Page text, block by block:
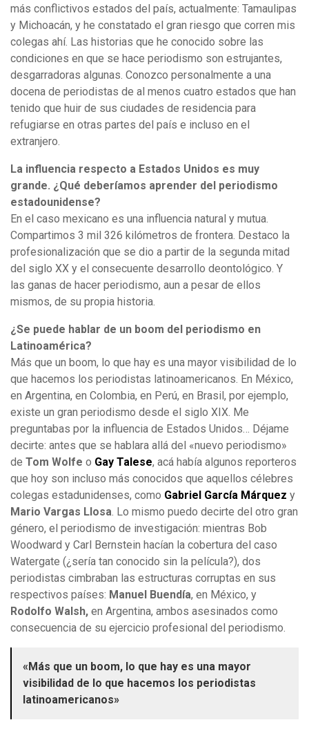
más conflictivos estados del país, actualmente: Tamaulipas
y Michoacán, y he constatado el gran riesgo que corren mis
colegas ahí. Las historias que he conocido sobre las
condiciones en que se hace periodismo son estrujantes,
desgarradoras algunas. Conozco personalmente a una
docena de periodistas de al menos cuatro estados que han
tenido que huir de sus ciudades de residencia para
refugiarse en otras partes del país e incluso en el
extranjero.
La influencia respecto a Estados Unidos es muy
grande. ¿Qué deberíamos aprender del periodismo
estadounidense?
En el caso mexicano es una influencia natural y mutua.
Compartimos 3 mil 326 kilómetros de frontera. Destaco la
profesionalización que se dio a partir de la segunda mitad
del siglo XX y el consecuente desarrollo deontológico. Y
las ganas de hacer periodismo, aun a pesar de ellos
mismos, de su propia historia.
¿Se puede hablar de un boom del periodismo en
Latinoamérica?
Más que un boom, lo que hay es una mayor visibilidad de lo
que hacemos los periodistas latinoamericanos. En México,
en Argentina, en Colombia, en Perú, en Brasil, por ejemplo,
existe un gran periodismo desde el siglo XIX. Me
preguntabas por la influencia de Estados Unidos… Déjame
decirte: antes que se hablara allá del «nuevo periodismo»
de Tom Wolfe o Gay Talese, acá había algunos reporteros
que hoy son incluso más conocidos que aquellos célebres
colegas estadunidenses, como Gabriel García Márquez y
Mario Vargas Llosa. Lo mismo puedo decirte del otro gran
género, el periodismo de investigación: mientras Bob
Woodward y Carl Bernstein hacían la cobertura del caso
Watergate (¿sería tan conocido sin la película?), dos
periodistas cimbraban las estructuras corruptas en sus
respectivos países: Manuel Buendía, en México, y
Rodolfo Walsh, en Argentina, ambos asesinados como
consecuencia de su ejercicio profesional del periodismo.
«Más que un boom, lo que hay es una mayor
visibilidad de lo que hacemos los periodistas
latinoamericanos»